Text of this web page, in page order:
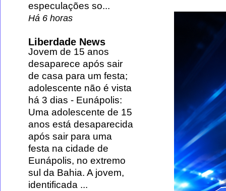
especulações so...
Há 6 horas
Liberdade News
Jovem de 15 anos
desaparece após sair
de casa para um festa;
adolescente não é vista
há 3 dias - Eunápolis:
Uma adolescente de 15
anos está desaparecida
após sair para uma
festa na cidade de
Eunápolis, no extremo
sul da Bahia. A jovem,
identificada ...